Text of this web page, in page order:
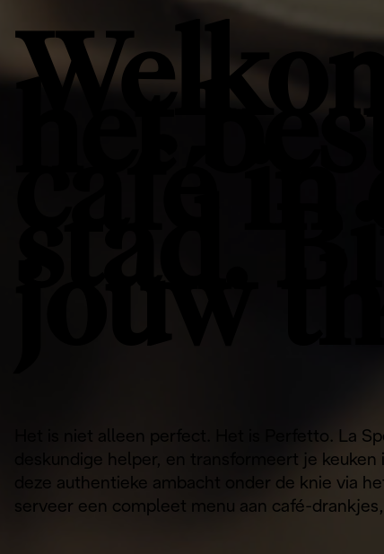
het
café in
stad.
jouw
Het is niet alleen perfect. Het is Perfetto. La
deskundige helper, en transformeert je keuken
deze authentieke ambacht onder de knie via
serveer een compleet menu aan café-